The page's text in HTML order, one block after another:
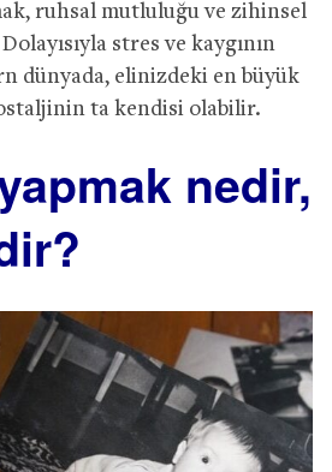
ruhsal mutluluğu ve zihinsel
stres ve kaygının
dünyada, elinizdeki en büyük
ta kendisi olabilir.
nedir,